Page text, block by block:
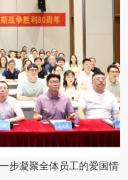
凝聚全体员工的爱国情